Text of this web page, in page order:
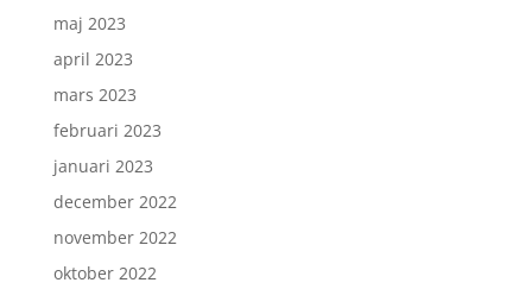
maj 2023
april 2023
mars 2023
februari 2023
januari 2023
december 2022
november 2022
oktober 2022